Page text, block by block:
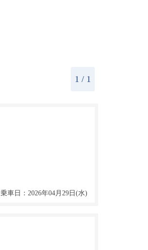
1 / 1
乗車日：2026年04月29日(水)